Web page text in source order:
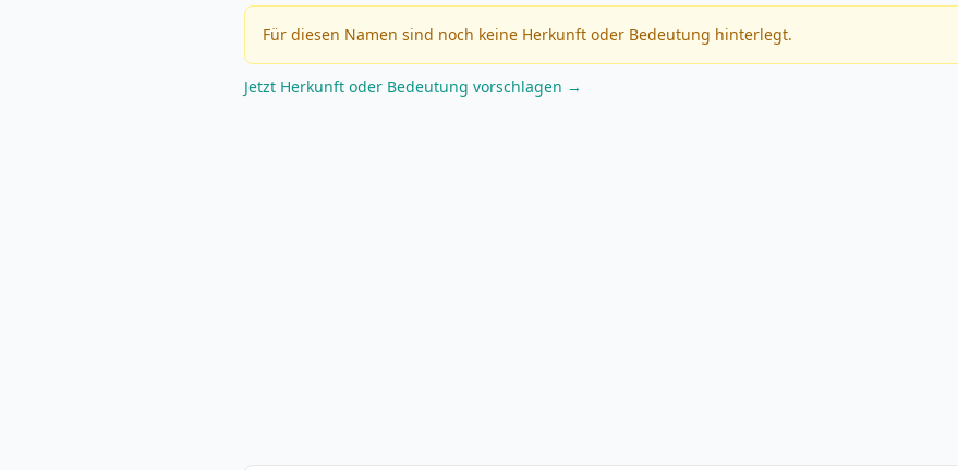
Für diesen Namen sind noch keine Herkunft oder Bedeutung hinterlegt.
Jetzt Herkunft oder Bedeutung vorschlagen →